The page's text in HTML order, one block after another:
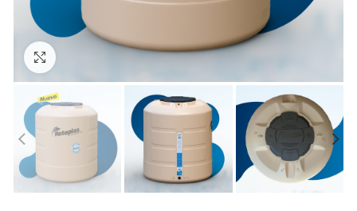
Clic para expandir